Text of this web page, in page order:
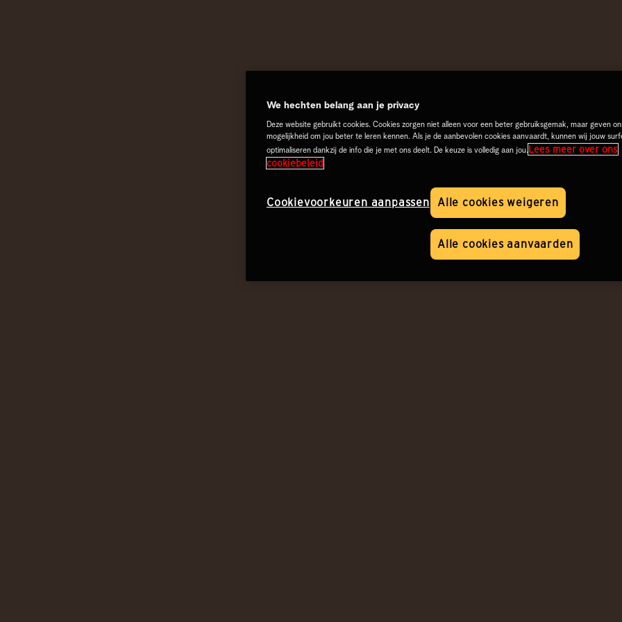
We hechten belang aan je privacy
Deze website gebruikt cookies. Cookies zorgen niet alleen voor een beter gebruiksgemak, maar geven
mogelijkheid om jou beter te leren kennen. Als je de aanbevolen cookies aanvaardt, kunnen wij jouw
optimaliseren dankzij de info die je met ons deelt. De keuze is volledig aan jou.Lees meer over ons
cookiebeleid
Alle cookies weigeren
Alle cookies aanvaarden
Cookievoorkeuren aanpassen